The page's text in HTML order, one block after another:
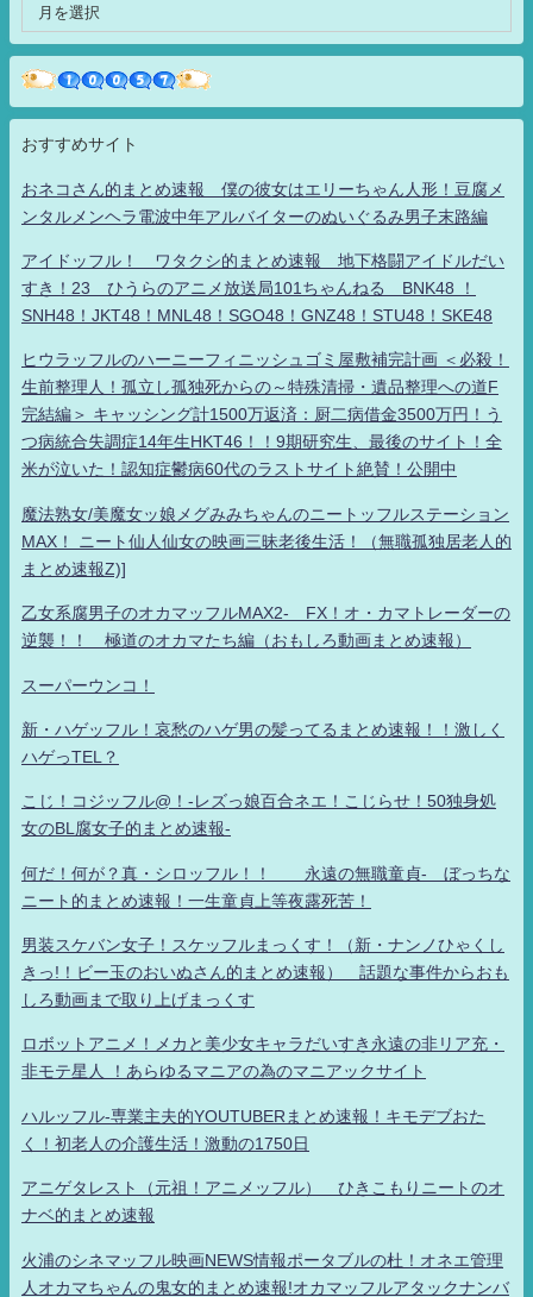
おすすめサイト
おネコさん的まとめ速報 僕の彼女はエリーちゃん人形！豆腐メ
ンタルメンヘラ電波中年アルバイターのぬいぐるみ男子末路編
アイドッフル！ ワタクシ的まとめ速報 地下格闘アイドルだい
すき！23 ひうらのアニメ放送局101ちゃんねる BNK48 ！
SNH48！JKT48！MNL48！SGO48！GNZ48！STU48！SKE48
ヒウラッフルのハーニーフィニッシュゴミ屋敷補完計画 ＜必殺！
生前整理人！孤立し孤独死からの～特殊清掃・遺品整理への道F
完結編＞ キャッシング計1500万返済：厨二病借金3500万円！う
つ病統合失調症14年生HKT46！！9期研究生、最後のサイト！全
米が泣いた！認知症鬱病60代のラストサイト絶賛！公開中
魔法熟女/美魔女ッ娘メグみみちゃんのニートッフルステーション
MAX！ ニート仙人仙女の映画三昧老後生活！（無職孤独居老人的
まとめ速報Z)]
乙女系腐男子のオカマッフルMAX2- FX！オ・カマトレーダーの
逆襲！！ 極道のオカマたち編（おもしろ動画まとめ速報）
スーパーウンコ！
新・ハゲッフル！哀愁のハゲ男の髪ってるまとめ速報！！激しく
ハゲっTEL？
こじ！コジッフル@！-レズっ娘百合ネエ！こじらせ！50独身処
女のBL腐女子的まとめ速報-
何だ！何が？真・シロッフル！！ 永遠の無職童貞- ぼっちな
ニート的まとめ速報！一生童貞上等夜露死苦！
男装スケバン女子！スケッフルまっくす！（新・ナンノひゃくし
きっ!！ビー玉のおいぬさん的まとめ速報） 話題な事件からおも
しろ動画まで取り上げまっくす
ロボットアニメ！メカと美少女キャラだいすき永遠の非リア充・
非モテ星人 ！あらゆるマニアの為のマニアックサイト
ハルッフル-専業主夫的YOUTUBERまとめ速報！キモデブおた
く！初老人の介護生活！激動の1750日
アニゲタレスト（元祖！アニメッフル） ひきこもりニートのオ
ナベ的まとめ速報
火浦のシネマッフル映画NEWS情報ポータブルの杜！オネエ管理
人オカマちゃんの鬼女的まとめ速報!オカマッフルアタックナンバ